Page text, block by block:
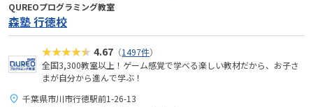
QUREOプログラミング教室
森塾 行徳校
★★★★★ 4.67 （1497件）
全国3,300教室以上！ゲーム感覚で学べる楽しい教材だから、お子さ
まが自分から進んで学ぶ！
千葉県市川市行徳駅前1-26-13